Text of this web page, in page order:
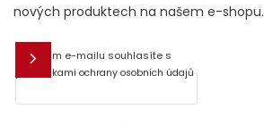
nových produktech na našem e-shopu.
E-mail
Vložením e-mailu souhlasíte s
podmínkami ochrany osobních údajů